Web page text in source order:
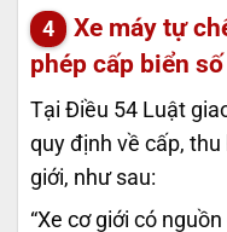
Xe máy tự
phép cấp biển
Tại Điều 54 Luật
quy định về cấp,
giới, như sau:
“Xe cơ giới có